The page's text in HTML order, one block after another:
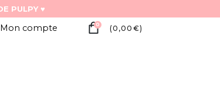
Mon compte 0 (0,00 €)